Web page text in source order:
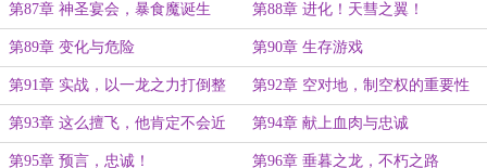
第87章 神圣宴会，暴食魔诞生 第88章 进化！天彗之翼！
第89章 变化与危险 第90章 生存游戏
第91章 实战，以一龙之力打倒整
个.........食人魔氏族！
第92章 空对地，制空权的重要性
第93章 这么擅飞，他肯定不会近
战，稳了！
第94章 献上血肉与忠诚
第95章 预言，忠诚！ 第96章 垂暮之龙，不朽之路